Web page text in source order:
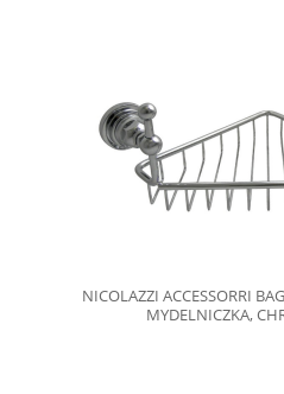
NICOLAZZI ACCESSORRI
MYDELNICZKA,